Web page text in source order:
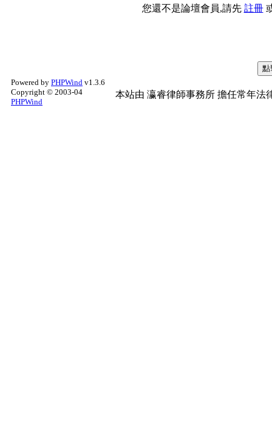
您還不是論壇會員,請先 註冊
Powered by PHPWind v1.3.6
Copyright © 2003-04
PHPWind
本站由 瀛睿律師事務所 擔任常年法